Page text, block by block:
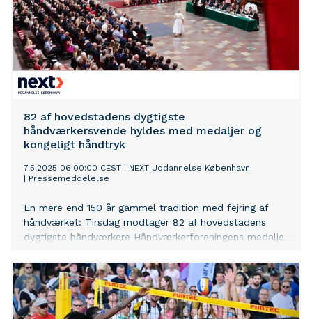
82 af hovedstadens dygtigste
håndværkersvende hyldes med medaljer og
kongeligt håndtryk
7.5.2025 06:00:00 CEST
NEXT Uddannelse København
Pressemeddelelse
En mere end 150 år gammel tradition med fejring af
håndværket: Tirsdag modtager 82 af hovedstadens
dygtigste håndværkere Håndværkerforeningens medalje
lykønsker de udlærte håndværkere med håndtryk.